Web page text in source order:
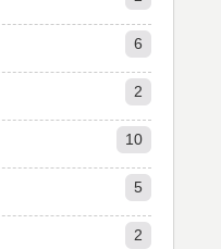
6
2
10
5
2